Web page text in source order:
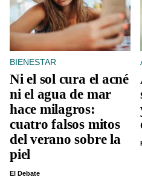
BIENESTAR
Ni el sol cura el acné
ni el agua de mar
hace milagros:
cuatro falsos mitos
del verano sobre la
piel
El Debate